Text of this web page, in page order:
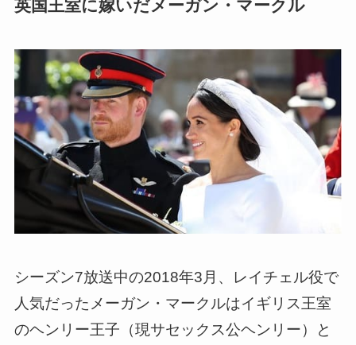
英国王室に嫁いだメーガン・マークル
シーズン7放送中の2018年3月、
レイチェル役で
人気だったメーガン・マークルはイギリス王室
のヘンリー王子（現サセックス公ヘンリー）と